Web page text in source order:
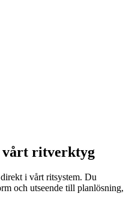
vårt ritverktyg
i vårt ritsystem. Du
och utseende till planlösning,